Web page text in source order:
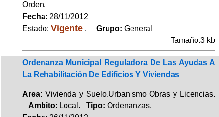
Orden.
Fecha: 28/11/2012
Estado: Vigente . Grupo: General
Tamaño:3 kb
Ordenanza Municipal Reguladora De Las Ayudas A
La Rehabilitación De Edificios Y Viviendas
Area: Vivienda y Suelo,Urbanismo Obras y Licencias.
Ambito: Local. Tipo: Ordenanzas.